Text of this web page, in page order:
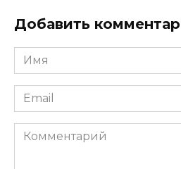
Добавить
Имя
*
Email
*
Комментарий